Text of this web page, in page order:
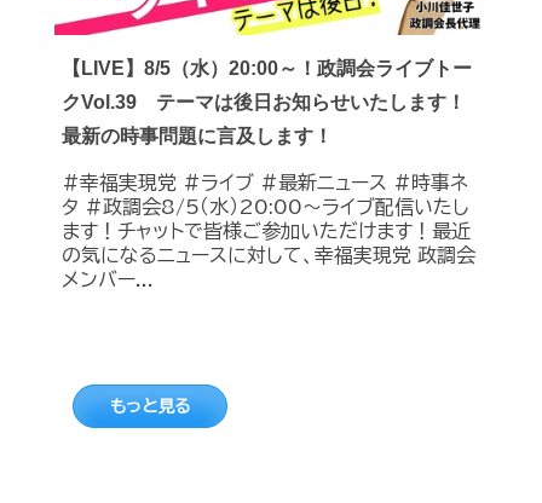
【LIVE】8/5（水）20:00～！政調会ライブトー
クVol.39 テーマは後日お知らせいたします！
最新の時事問題に言及します！
#幸福実現党 #ライブ #最新ニュース #時事ネ
タ #政調会8/5（水）20:00～ライブ配信いたし
ます！チャットで皆様ご参加いただけます！最近
の気になるニュースに対して、幸福実現党 政調会
メンバー...
もっと見る